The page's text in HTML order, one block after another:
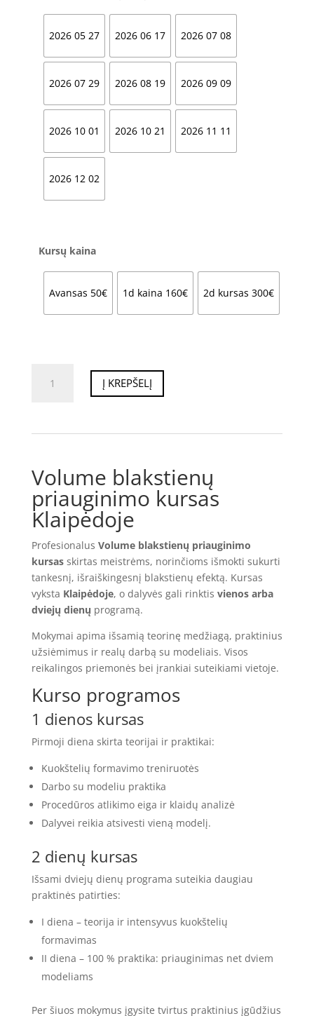
2026 05 27 2026 06 17 2026 07 08
2026 07 29 2026 08 19 2026 09 09
2026 10 01 2026 10 21 2026 11 11
2026 12 02
Kursų kaina
Avansas 50€ 1d kaina 160€ 2d kursas 300€
kiekis:
PRIAUGINIMO
Į KREPŠELĮ
Volume blakstienų
priauginimo kursas
Klaipėdoje
Profesionalus Volume blakstienų priauginimo
kursasskirtas meistrėms, norinčioms išmokti sukurti
tankesnį, išraiškingesnį blakstienų efektą. Kursas
vyksta Klaipėdoje, o dalyvės gali rinktis vienos arba
dviejų dienų programą.
Mokymai apima išsamią teorinę medžiagą, praktinius
užsiėmimus ir realų darbą su modeliais. Visos
reikalingos priemonės bei įrankiai suteikiami vietoje.
Kurso programos
1 dienos kursas
Pirmoji diena skirta teorijai ir praktikai:
Kuokštelių formavimo treniruotės
Darbo su modeliu praktika
Procedūros atlikimo eiga ir klaidų analizė
Dalyvei reikia atsivesti vieną modelį.
2 dienų kursas
Išsami dviejų dienų programa suteikia daugiau
praktinės patirties:
I diena – teorija ir intensyvus kuokštelių
formavimas
II diena – 100 % praktika: priauginimas net dviem
modeliams
Per šiuos mokymus įgysite tvirtus praktinius įgūdžius